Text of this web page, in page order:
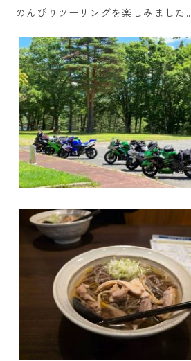
のんびりツーリングを楽しみました。